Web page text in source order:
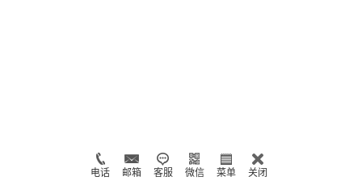
电话 邮箱 客服 微信 菜单 关闭